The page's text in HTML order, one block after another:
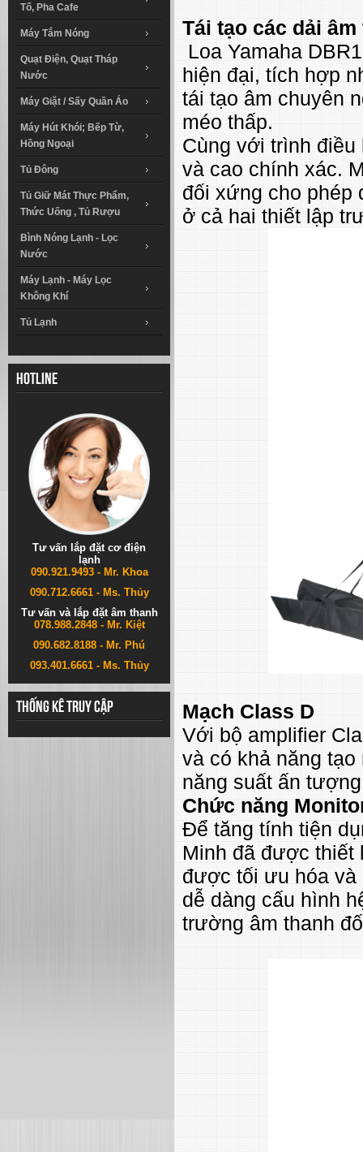
Tố, Pha Cafe
Máy Tắm Nóng
Quạt Điện, Quạt Tháp
Nước
Máy Giặt / Sấy Quần Áo
Máy Hút Khói; Bếp Từ,
Hồng Ngoại
Tủ Đông
Tủ Giữ Mát Thực Phẩm,
Thức Uống , Tủ Rượu
Bình Nóng Lạnh - Lọc
Nước
Máy Lạnh - Máy Lọc
Không Khí
Tủ Lạnh
Hotline
Tư vấn lắp đặt cơ điện
lạnh
090.921.9493 - Mr. Khoa
090.712.6661 - Ms. Thủy
Tư vấn và lắp đặt âm thanh
078.988.2848 - Mr. Kiệt
090.682.8188 - Mr. Phú
093.401.6661 - Ms. Thủy
Thống kê truy cập
Tái tạo các dải
Loa Yamaha
hiện đại, tích hợp
tái tạo âm chuyên
méo thấp.
Cùng với trình điều
và cao chính xác.
đối xứng cho phép
ở cả hai thiết lập
Mạch Class D
Với bộ amplifier
và có khả năng
năng suất ấn
Chức năng
Để tăng tính tiện
Minh đã được thiết
được tối ưu hóa và
dễ dàng cấu hình
trường âm thanh